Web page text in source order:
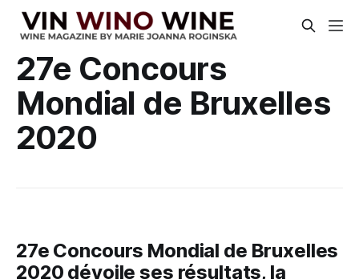
27e Concours
Mondial de Bruxelles
2020
27e Concours Mondial de Bruxelles
2020 dévoile ses résultats, la